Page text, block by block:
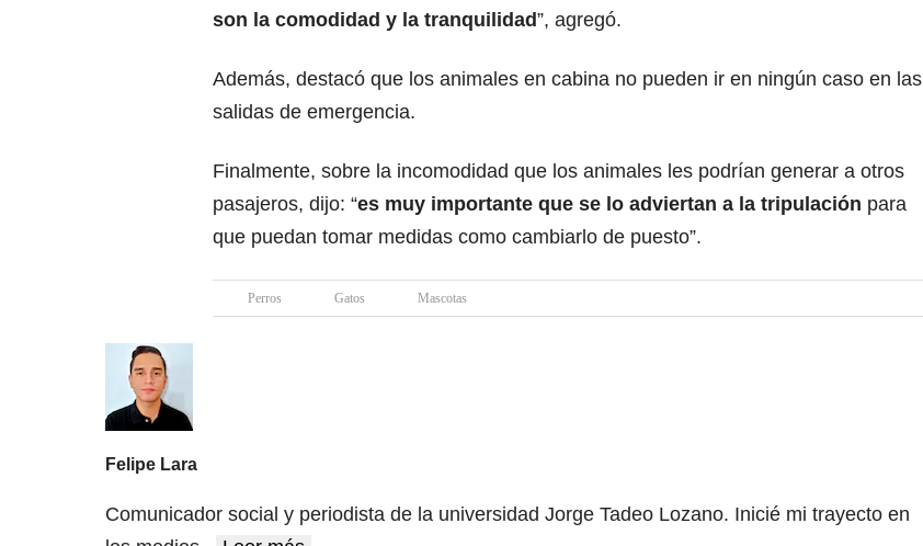
son la comodidad y la tranquilidad”, agregó.
Además, destacó que los animales en cabina no pueden ir en ningún caso en las
salidas de emergencia.
Finalmente, sobre la incomodidad que los animales les podrían generar a otros
pasajeros, dijo: “es muy importante que se lo adviertan a la tripulación para
que puedan tomar medidas como cambiarlo de puesto”.
Perros Gatos Mascotas
Felipe Lara
Comunicador social y periodista de la universidad Jorge Tadeo Lozano. Inicié mi trayecto en